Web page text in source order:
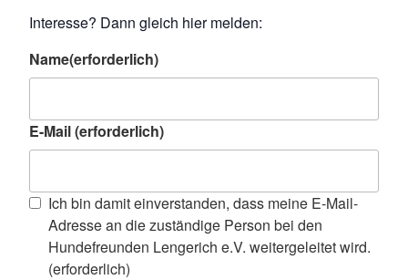
Interesse? Dann gleich hier melden:
Name(erforderlich)
E-Mail(erforderlich)
Ich bin damit einverstanden, dass meine E-Mail-
Adresse an die zuständige Person bei den
Hundefreunden Lengerich e.V. weitergeleitet wird.
(erforderlich)